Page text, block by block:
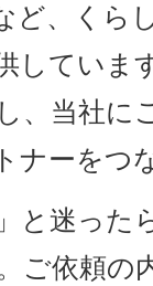
ど、くら
していま
、当社に
ナーをつ
と迷った
ご依頼の